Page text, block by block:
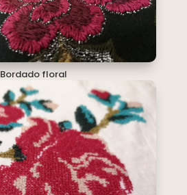
Bordado floral